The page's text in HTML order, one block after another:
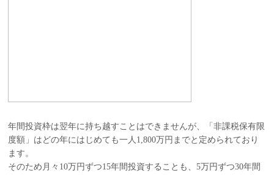
年間投資枠は翌年に持ち越すことはできませんが、「非課税保有限
度額」はどの年にはじめても一人1,800万円までと定められており
ます。
そのため月々10万円ずつ15年間投資することも、5万円ずつ30年間